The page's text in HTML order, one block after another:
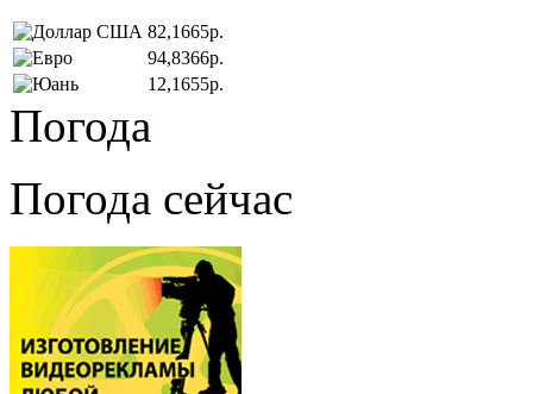
82,1665р.
94,8366р.
12,1655р.
Погода
Погода сейчас